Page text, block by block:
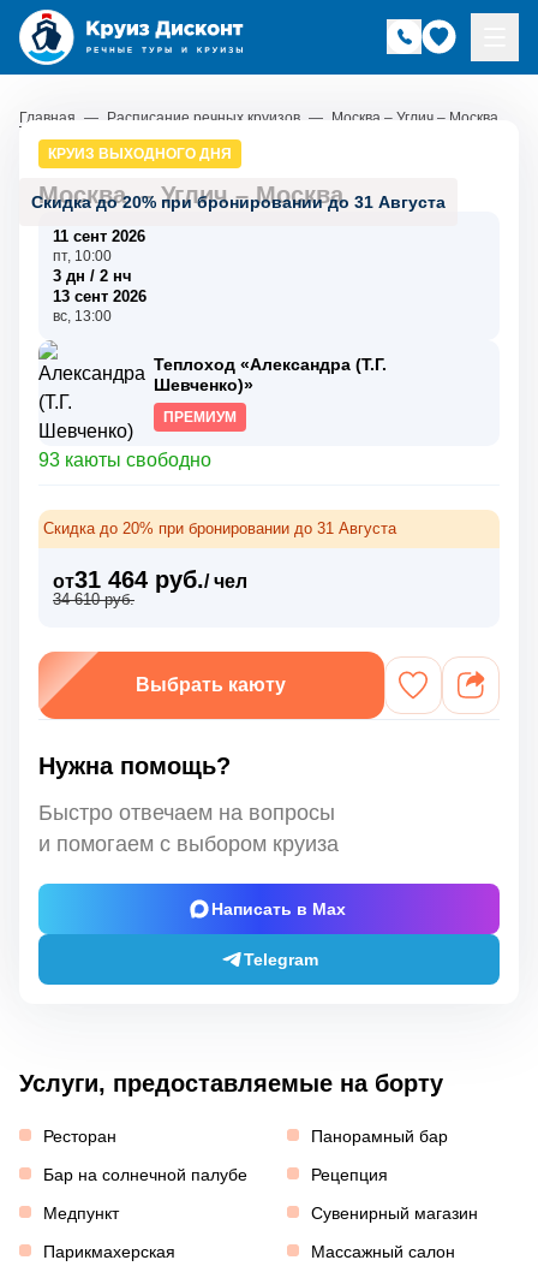
Главная — Расписание речных круизов — Москва – Углич – Москва
Скидка до 20% при бронировании до 31 Августа
КРУИЗ ВЫХОДНОГО ДНЯ
Москва –Углич–Москва
11 сент 2026
пт, 10:00
3 дн / 2 нч
13 сент 2026
вс, 13:00
Теплоход «Александра (Т.Г.
Шевченко)»
ПРЕМИУМ
93 каюты свободно
Скидка до 20% при бронировании до 31 Августа
от31 464 руб./ чел
34 610 руб.
Выбрать каюту
Нужна помощь?
Быстро отвечаем на вопросы
и помогаем с выбором круиза
Написать в Max
Telegram
Услуги, предоставляемые на борту
Ресторан
Панорамный бар
Бар на солнечной палубе
Рецепция
Медпункт
Сувенирный магазин
Парикмахерская
Массажный салон